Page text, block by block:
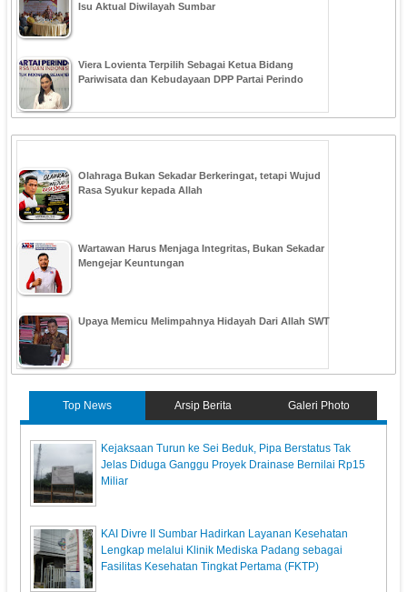
Isu Aktual Diwilayah Sumbar
Viera Lovienta Terpilih Sebagai Ketua Bidang
Pariwisata dan Kebudayaan DPP Partai Perindo
Olahraga Bukan Sekadar Berkeringat, tetapi Wujud
Rasa Syukur kepada Allah
Wartawan Harus Menjaga Integritas, Bukan Sekadar
Mengejar Keuntungan
Upaya Memicu Melimpahnya Hidayah Dari Allah SWT
Top News Arsip Berita Galeri Photo
Kejaksaan Turun ke Sei Beduk, Pipa Berstatus Tak
Jelas Diduga Ganggu Proyek Drainase Bernilai Rp15
Miliar
KAI Divre II Sumbar Hadirkan Layanan Kesehatan
Lengkap melalui Klinik Mediska Padang sebagai
Fasilitas Kesehatan Tingkat Pertama (FKTP)